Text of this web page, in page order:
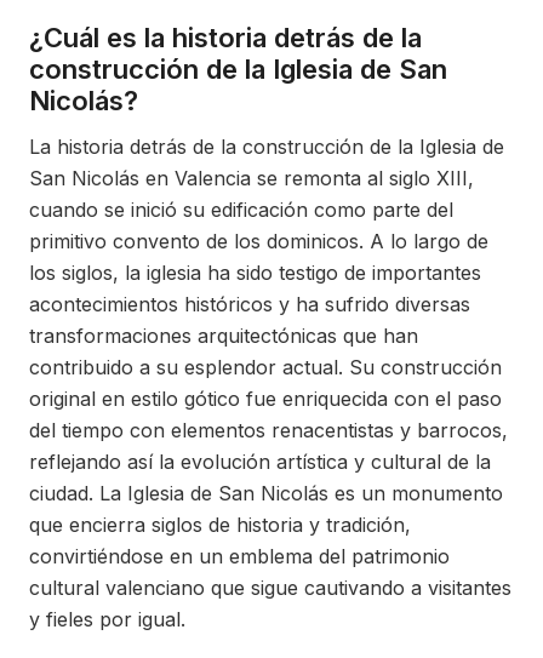
¿Cuál es la historia detrás de la
construcción de la Iglesia de San
Nicolás?
La historia detrás de la construcción de la Iglesia de
San Nicolás en Valencia se remonta al siglo XIII,
cuando se inició su edificación como parte del
primitivo convento de los dominicos. A lo largo de
los siglos, la iglesia ha sido testigo de importantes
acontecimientos históricos y ha sufrido diversas
transformaciones arquitectónicas que han
contribuido a su esplendor actual. Su construcción
original en estilo gótico fue enriquecida con el paso
del tiempo con elementos renacentistas y barrocos,
reflejando así la evolución artística y cultural de la
ciudad. La Iglesia de San Nicolás es un monumento
que encierra siglos de historia y tradición,
convirtiéndose en un emblema del patrimonio
cultural valenciano que sigue cautivando a visitantes
y fieles por igual.